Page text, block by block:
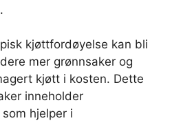
kjøttfordøyelse kan bli
mer grønnsaker og
kjøtt i kosten. Dette
inneholder
hjelper i